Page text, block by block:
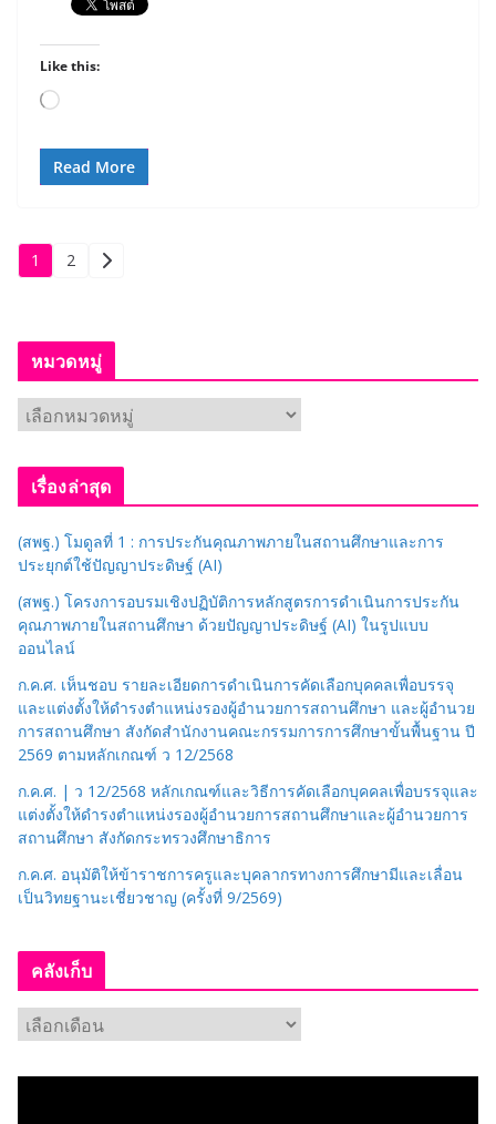
Like this:
Loading…
Read More
Posts
1 2
หมวดหมู่
ม
ว
มู่
เรื่องล่าสุด
(สพฐ.) โมดูลที่ 1 : การประกันคุณภาพภายในสถานศึกษาและการ
ประยุกต์ใช้ปัญญาประดิษฐ์ (AI)
(สพฐ.) โครงการอบรมเชิงปฏิบัติการหลักสูตรการดำเนินการประกัน
คุณภาพภายในสถานศึกษา ด้วยปัญญาประดิษฐ์ (AI) ในรูปแบบ
ออนไลน์
ก.ค.ศ. เห็นชอบ รายละเอียดการดำเนินการคัดเลือกบุคคลเพื่อบรรจุ
และแต่งตั้งให้ดำรงตำแหน่งรองผู้อำนวยการสถานศึกษา และผู้อำนวย
การสถานศึกษา สังกัดสำนักงานคณะกรรมการการศึกษาขั้นพื้นฐาน ปี
2569 ตามหลักเกณฑ์ ว 12/2568
ก.ค.ศ. | ว 12/2568 หลักเกณฑ์และวิธีการคัดเลือกบุคคลเพื่อบรรจุและ
แต่งตั้งให้ดำรงตำแหน่งรองผู้อำนวยการสถานศึกษาและผู้อำนวยการ
สถานศึกษา สังกัดกระทรวงศึกษาธิการ
ก.ค.ศ. อนุมัติให้ข้าราชการครูและบุคลากรทางการศึกษามีและเลื่อน
เป็นวิทยฐานะเชี่ยวชาญ (ครั้งที่ 9/2569)
คลังเก็บ
ลั
ง